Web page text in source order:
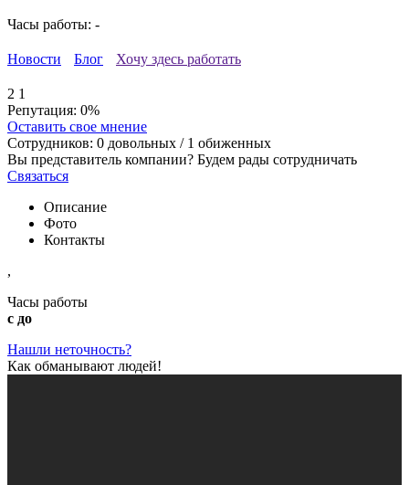
Часы работы: -
Новости Блог Хочу здесь работать
2 1
Репутация: 0%
Оставить свое мнение
Сотрудников: 0 довольных / 1 обиженных
Вы представитель компании? Будем рады сотрудничать
Связаться
Описание
Фото
Контакты
,
Часы работы
с до
Нашли неточность?
Как обманывают людей!